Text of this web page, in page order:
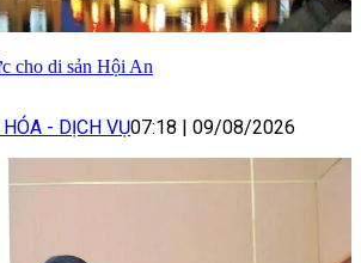
cho di sản Hội An
- DỊCH VỤ07:18 | 09/08/2026